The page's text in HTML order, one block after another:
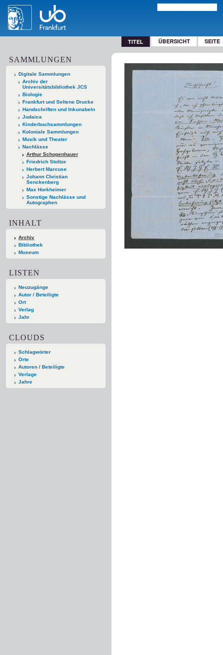
TITEL ÜBERSICHT SEITE
SAMMLUNGEN
Digitale Sammlungen
Archiv der
Universitätsbibliothek JCS
Biologie
Frankfurt und Seltene Drucke
Handschriften und Inkunabeln
Judaica
Kinderbuchsammlungen
Koloniale Sammlungen
Musik und Theater
Nachlässe
Arthur Schopenhauer
Friedrich Stoltze
Herbert Marcuse
Johann Christian
Senckenberg
Max Horkheimer
Sonstige Nachlässe und
Autographen
INHALT
Archiv
Bibliothek
Museum
LISTEN
Neuzugänge
Autor / Beteiligte
Ort
Verlag
Jahr
CLOUDS
Schlagwörter
Orte
Autoren / Beteiligte
Verlage
Jahre